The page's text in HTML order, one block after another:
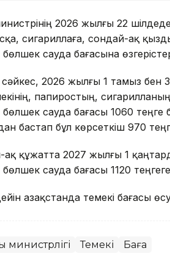
2026 жылғы 22
сигариллаға, сондай-ақ
бөлшек сауда бағасына өзгерістер
сәйкес, 2026 жылғы 1 тамыз бен
папиростың,
бөлшек сауда бағасы 1060 теңге
бастап бұл көрсеткіш 970
құжатта 2027 жылғы 1
бөлшек сауда бағасы 1120
Қазақстанда темекі бағасы
министрлігі Темекі Баға